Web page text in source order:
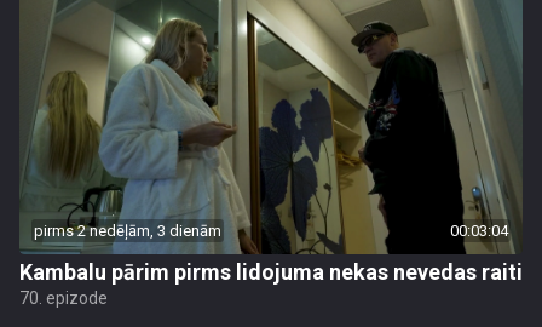
pirms 2 nedēļām, 3 dienām 00:03:04
Kambalu pārim pirms lidojuma nekas nevedas raiti
70. epizode